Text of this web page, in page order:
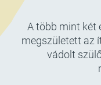
A több mint két
megszületett az
vádolt